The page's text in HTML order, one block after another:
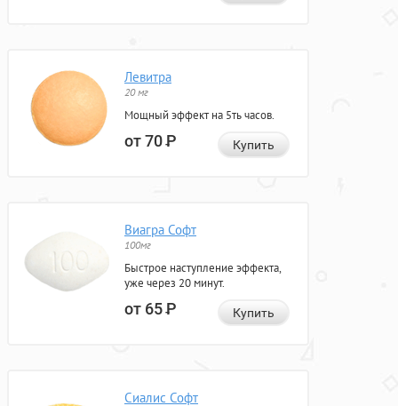
Левитра
20 мг
Мощный эффект на 5ть часов.
от 70Р Купить
Виагра Софт
100мг
Быстрое наступление эффекта,
уже через 20 минут.
от 65Р Купить
Сиалис Софт